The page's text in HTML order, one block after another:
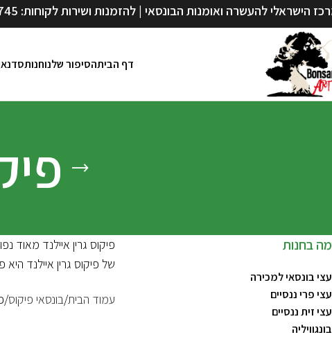
הישראלי להעשרה ואומנות הבונסאי | להזמנות ושירות לקוחות:
דף הביתהסיפור שלנוחנות
מה בחנות
עצי בונסאי למכירה
עצי פרי ננסיים
עצי זית ננסיים
בונגוויליה
פיקוס גרין איילנד מאוד
של פיקוס גרין איילנד
עמוד הבית בונסאי פיקוס